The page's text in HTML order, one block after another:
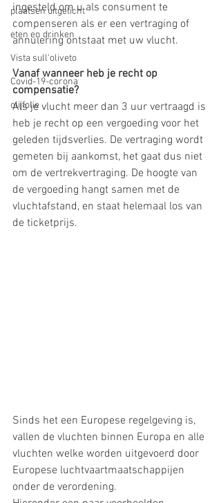
plaatsen uitgelicht
eten en drinken
Vista sull'oliveto
Covid-19-corona
olijfolie
ingesteld om u als consument te
compenseren als er een vertraging of
annulering ontstaat met uw vlucht.
Vanaf wanneer heb je recht op
compensatie?
Als je vlucht meer dan 3 uur vertraagd is
heb je recht op een vergoeding voor het
geleden tijdsverlies. De vertraging wordt
gemeten bij aankomst, het gaat dus niet
om de vertrekvertraging. De hoogte van
de vergoeding hangt samen met de
vluchtafstand, en staat helemaal los van
de ticketprijs.
Sinds het een Europese regelgeving is,
vallen de vluchten binnen Europa en alle
vluchten welke worden uitgevoerd door
Europese luchtvaartmaatschappijen
onder de verordening.